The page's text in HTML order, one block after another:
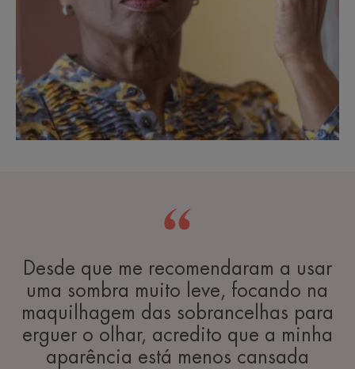
Desde que me recomendaram a usar
uma sombra muito leve, focando na
maquilhagem das sobrancelhas para
erguer o olhar, acredito que a minha
aparência está menos cansada